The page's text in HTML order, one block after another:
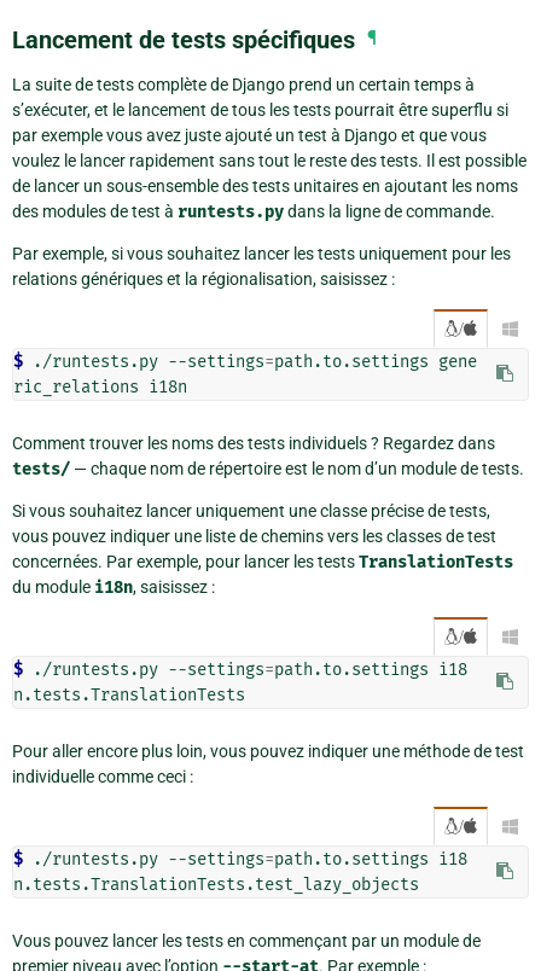
Lancement de tests spécifiques ¶
La suite de tests complète de Django prend un certain temps à
s’exécuter, et le lancement de tous les tests pourrait être superflu si
par exemple vous avez juste ajouté un test à Django et que vous
voulez le lancer rapidement sans tout le reste des tests. Il est possible
de lancer un sous-ensemble des tests unitaires en ajoutant les noms
des modules de test à runtests.pydans la ligne de commande.
Par exemple, si vous souhaitez lancer les tests uniquement pour les
relations génériques et la régionalisation, saisissez :
/ 
$ ./runtests.py --settings=path.to.settings gene
Comment trouver les noms des tests individuels ? Regardez dans
tests/ — chaque nom de répertoire est le nom d’un module de tests.
Si vous souhaitez lancer uniquement une classe précise de tests,
vous pouvez indiquer une liste de chemins vers les classes de test
concernées. Par exemple, pour lancer les testsTranslationTests
du module i18n, saisissez :
/ 
$ ./runtests.py --settings=path.to.settings i18
Pour aller encore plus loin, vous pouvez indiquer une méthode de test
individuelle comme ceci :
/ 
$ ./runtests.py --settings=path.to.settings i18
Vous pouvez lancer les tests en commençant par un module de
premier niveau avec l’option --start-at. Par exemple :